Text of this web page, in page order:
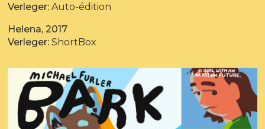
Verleger: Auto-édition
Helena, 2017
Verleger: ShortBox